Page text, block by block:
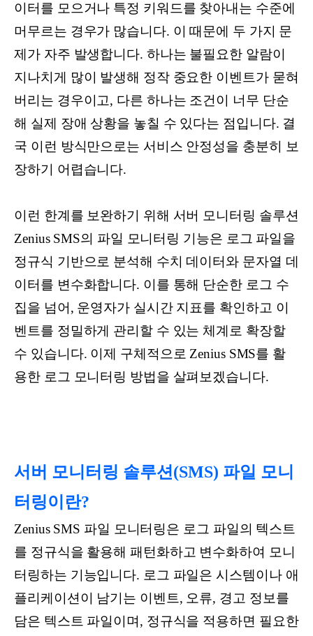
이터를 모으거나 특정 키워드를 찾아내는 수준에
머무르는 경우가 많습니다. 이 때문에 두 가지 문
제가 자주 발생합니다. 하나는 불필요한 알람이
지나치게 많이 발생해 정작 중요한 이벤트가 묻혀
버리는 경우이고, 다른 하나는 조건이 너무 단순
해 실제 장애 상황을 놓칠 수 있다는 점입니다. 결
국 이런 방식만으로는 서비스 안정성을 충분히 보
장하기 어렵습니다.
이런 한계를 보완하기 위해 서버 모니터링 솔루션
Zenius SMS의 파일 모니터링 기능은 로그 파일을
정규식 기반으로 분석해 수치 데이터와 문자열 데
이터를 변수화합니다. 이를 통해 단순한 로그 수
집을 넘어, 운영자가 실시간 지표를 확인하고 이
벤트를 정밀하게 관리할 수 있는 체계로 확장할
수 있습니다. 이제 구체적으로 Zenius SMS를 활
용한 로그 모니터링 방법을 살펴보겠습니다.
서버 모니터링 솔루션(SMS) 파일 모니
터링이란?
Zenius SMS 파일 모니터링은 로그 파일의 텍스트
를 정규식을 활용해 패턴화하고 변수화하여 모니
터링하는 기능입니다. 로그 파일은 시스템이나 애
플리케이션이 남기는 이벤트, 오류, 경고 정보를
담은 텍스트 파일이며, 정규식을 적용하면 필요한